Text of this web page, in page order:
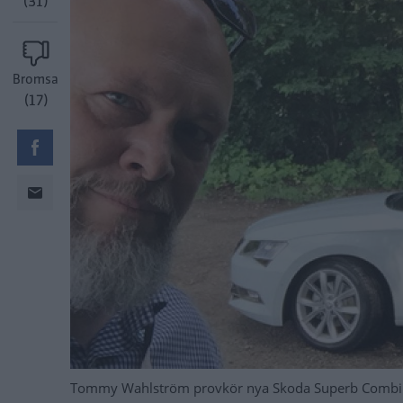
Bromsa
(17)
Tommy Wahlström provkör nya Skoda Superb